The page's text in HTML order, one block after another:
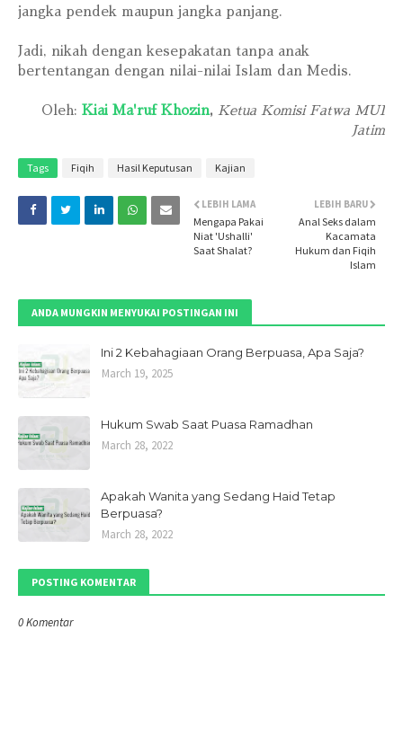
jangka pendek maupun jangka panjang.
Jadi, nikah dengan kesepakatan tanpa anak
bertentangan dengan nilai-nilai Islam dan Medis.
Oleh: Kiai Ma'ruf Khozin, Ketua Komisi Fatwa MUI
Jatim
Tags Fiqih Hasil Keputusan Kajian
LEBIH BARU
Anal Seks dalam
Kacamata
Hukum dan Fiqih
Islam
LEBIH LAMA
Mengapa Pakai
Niat 'Ushalli'
Saat Shalat?
ANDA MUNGKIN MENYUKAI POSTINGAN INI
Ini 2 Kebahagiaan Orang Berpuasa, Apa Saja?
March 19, 2025
Hukum Swab Saat Puasa Ramadhan
March 28, 2022
Apakah Wanita yang Sedang Haid Tetap
Berpuasa?
March 28, 2022
POSTING KOMENTAR
0 Komentar